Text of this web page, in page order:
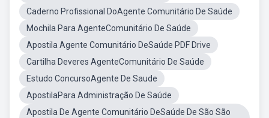
Caderno Profissional DoAgente Comunitário De Saúde
Mochila Para AgenteComunitário De Saúde
Apostila Agente Comunitário DeSaúde PDF Drive
Cartilha Deveres AgenteComunitário De Saúde
Estudo ConcursoAgente De Saude
ApostilaPara Administração De Saúde
Apostila De Agente Comunitário DeSaúde De São São